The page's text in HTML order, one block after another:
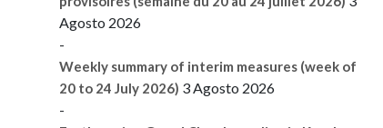
Agosto 2026
-
Weekly summary of interim measures (week of
20 to 24 July 2026) 3 Agosto 2026
-